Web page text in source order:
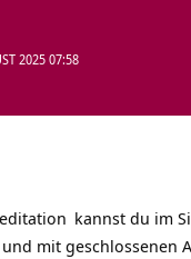
2025 07:58
kannst du im
mit geschlossenen